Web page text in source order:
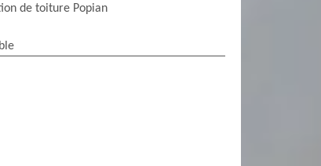
de toiture Popian